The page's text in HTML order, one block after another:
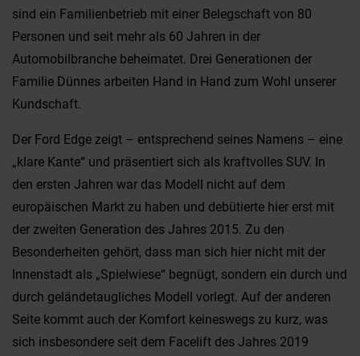
sind ein Familienbetrieb mit einer Belegschaft von 80
Personen und seit mehr als 60 Jahren in der
Automobilbranche beheimatet. Drei Generationen der
Familie Dünnes arbeiten Hand in Hand zum Wohl unserer
Kundschaft.
Der Ford Edge zeigt – entsprechend seines Namens – eine
„klare Kante“ und präsentiert sich als kraftvolles SUV. In
den ersten Jahren war das Modell nicht auf dem
europäischen Markt zu haben und debütierte hier erst mit
der zweiten Generation des Jahres 2015. Zu den
Besonderheiten gehört, dass man sich hier nicht mit der
Innenstadt als „Spielwiese“ begnügt, sondern ein durch und
durch geländetaugliches Modell vorlegt. Auf der anderen
Seite kommt auch der Komfort keineswegs zu kurz, was
sich insbesondere seit dem Facelift des Jahres 2019